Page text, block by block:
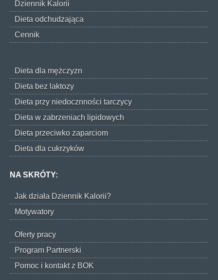
Dziennik Kalorii
Dieta odchudzająca
Cennik
Dieta dla mężczyzn
Dieta bez laktozy
Dieta przy niedocznności tarczycy
Dieta w zabrzeniach lipidowych
Dieta przeciwko zaparciom
Dieta dla cukrzyków
NA SKRÓTY:
Jak działa Dziennik Kalorii?
Motywatory
Oferty pracy
Program Partnerski
Pomoc i kontakt z BOK